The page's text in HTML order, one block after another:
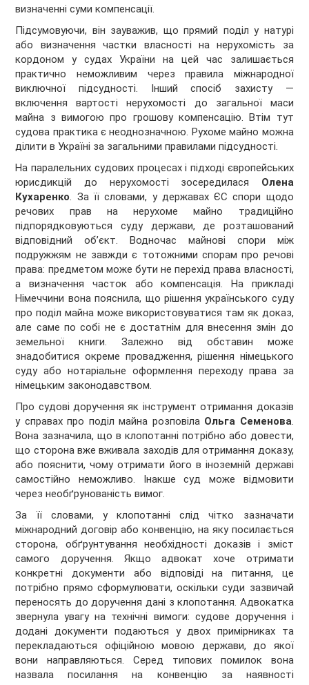
визначенні суми компенсації.
Підсумовуючи, він зауважив, що прямий поділ у натурі
або визначення частки власності на нерухомість за
кордоном у судах України на цей час залишається
практично неможливим через правила міжнародної
виключної підсудності. Інший спосіб захисту —
включення вартості нерухомості до загальної маси
майна з вимогою про грошову компенсацію. Втім тут
судова практика є неоднозначною. Рухоме майно можна
ділити в Україні за загальними правилами підсудності.
На паралельних судових процесах і підході європейських
юрисдикцій до нерухомості зосередилася Олена
Кухаренко. За її словами, у державах ЄС спори щодо
речових прав на нерухоме майно традиційно
підпорядковуються суду держави, де розташований
відповідний об’єкт. Водночас майнові спори між
подружжям не завжди є тотожними спорам про речові
права: предметом може бути не перехід права власності,
а визначення часток або компенсація. На прикладі
Німеччини вона пояснила, що рішення українського суду
про поділ майна може використовуватися там як доказ,
але саме по собі не є достатнім для внесення змін до
земельної книги. Залежно від обставин може
знадобитися окреме провадження, рішення німецького
суду або нотаріальне оформлення переходу права за
німецьким законодавством.
Про судові доручення як інструмент отримання доказів
у справах про поділ майна розповіла Ольга Семенова.
Вона зазначила, що в клопотанні потрібно або довести,
що сторона вже вживала заходів для отримання доказу,
або пояснити, чому отримати його в іноземній державі
самостійно неможливо. Інакше суд може відмовити
через необґрунованість вимог.
За її словами, у клопотанні слід чітко зазначати
міжнародний договір або конвенцію, на яку посилається
сторона, обґрунтування необхідності доказів і зміст
самого доручення. Якщо адвокат хоче отримати
конкретні документи або відповіді на питання, це
потрібно прямо сформулювати, оскільки суди зазвичай
переносять до доручення дані з клопотання. Адвокатка
звернула увагу на технічні вимоги: судове доручення і
додані документи подаються у двох примірниках та
перекладаються офіційною мовою держави, до якої
вони направляються. Серед типових помилок вона
назвала посилання на конвенцію за наявності